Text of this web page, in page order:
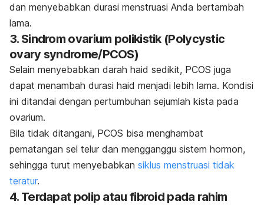
dan menyebabkan durasi menstruasi Anda bertambah
lama.
3. Sindrom ovarium polikistik (Polycystic
ovary syndrome/PCOS)
Selain menyebabkan darah haid sedikit, PCOS juga
dapat menambah durasi haid menjadi lebih lama. Kondisi
ini ditandai dengan pertumbuhan sejumlah kista pada
ovarium.
Bila tidak ditangani, PCOS bisa menghambat
pematangan sel telur dan mengganggu sistem hormon,
sehingga turut menyebabkan siklus menstruasi tidak
teratur.
4. Terdapat polip atau fibroid pada rahim